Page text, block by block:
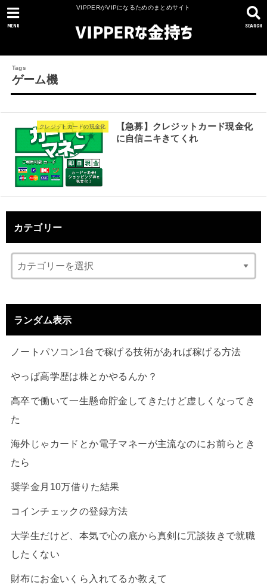
VIPPERがVIPになるためのまとめサイト
SEARCH
MENU
ゲーム機
クレジットカードの現金化
【急募】クレジットカード現金化
に自信ニキきてくれ
カテゴリー
ランダム表示
ノートパソコン1台で稼げる技術があれば稼げる方法
やっぱ高学歴は株とかやるんか？
高卒で働いて一生懸命貯金してきたけど虚しくなってき
た
海外じゃカードとか電子マネーが主流なのにお前らとき
たら
奨学金月10万借りた結果
コインチェックの登録方法
大学生だけど、本気で心の底から真剣に冗談抜きで就職
したくない
財布にお金いくら入れてるか教えて